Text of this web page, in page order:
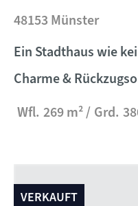
48153 Münster
Ein Stadthaus wie
Charme &
Wfl. 269 m² Grd.
VERKAUFT